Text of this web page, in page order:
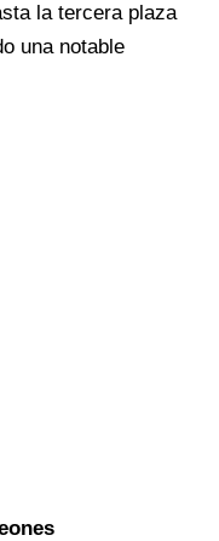
la tercera plaza
una notable